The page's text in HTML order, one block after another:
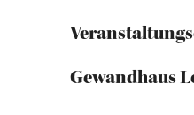
Gewandhaus